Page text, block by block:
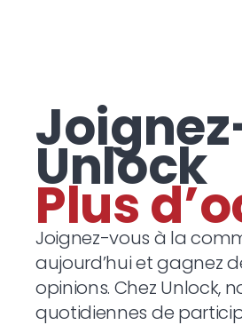
Unlock
Plu
Joignez-vous à la
aujourd’hui et gagnez
opinions. Chez Unlock,
quotidiennes de